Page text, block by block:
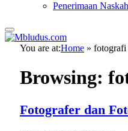
Penerimaan
You are at:Home » fotografi
Browsing:
Fotografer dan